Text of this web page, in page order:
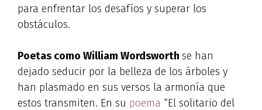
para enfrentar los desafíos y superar los
obstáculos.
Poetas como William Wordsworth se han
dejado seducir por la belleza de los árboles y
han plasmado en sus versos la armonía que
estos transmiten. En su poema “El solitario del